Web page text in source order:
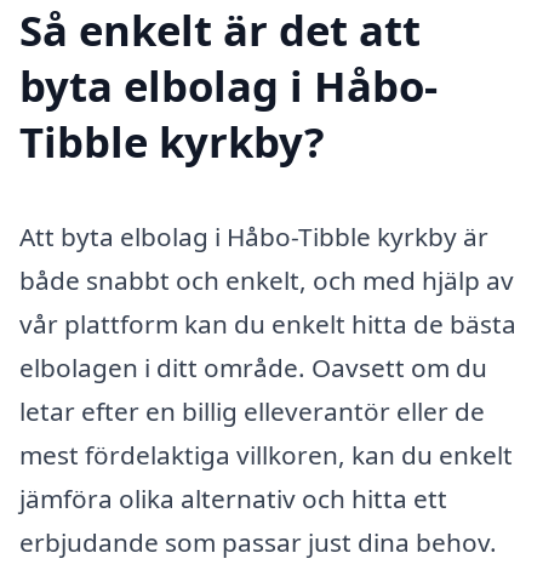
Så enkelt är det att
byta elbolag i Håbo-
Tibble kyrkby?
Att byta elbolag i Håbo-Tibble kyrkby är
både snabbt och enkelt, och med hjälp av
vår plattform kan du enkelt hitta de bästa
elbolagen i ditt område. Oavsett om du
letar efter en billig elleverantör eller de
mest fördelaktiga villkoren, kan du enkelt
jämföra olika alternativ och hitta ett
erbjudande som passar just dina behov.